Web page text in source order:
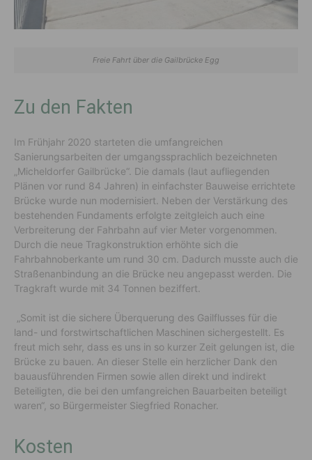
Freie Fahrt über die Gailbrücke Egg
Zu den Fakten
Im Frühjahr 2020 starteten die umfangreichen
Sanierungsarbeiten der umgangssprachlich bezeichneten
„Micheldorfer Gailbrücke“. Die damals (laut aufliegenden
Plänen vor rund 84 Jahren) in einfachster Bauweise errichtete
Brücke wurde nun modernisiert. Neben der Verstärkung des
bestehenden Fundaments erfolgte zeitgleich auch eine
Verbreiterung der Fahrbahn auf vier Meter vorgenommen.
Durch die neue Tragkonstruktion erhöhte sich die
Fahrbahnoberkante um rund 30 cm. Dadurch musste auch die
Straßenanbindung an die Brücke neu angepasst werden. Die
Tragkraft wurde mit 34 Tonnen beziffert.
„Somit ist die sichere Überquerung des Gailflusses für die
land- und forstwirtschaftlichen Maschinen sichergestellt. Es
freut mich sehr, dass es uns in so kurzer Zeit gelungen ist, die
Brücke zu bauen. An dieser Stelle ein herzlicher Dank den
bauausführenden Firmen sowie allen direkt und indirekt
Beteiligten, die bei den umfangreichen Bauarbeiten beteiligt
waren“, so Bürgermeister Siegfried Ronacher.
Kosten